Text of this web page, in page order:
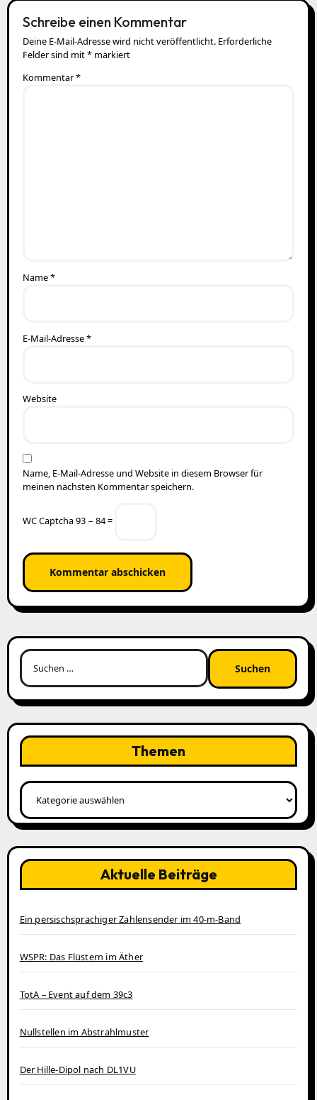
Schreibe einen Kommentar
Deine E-Mail-Adresse wird nicht veröffentlicht. Erforderliche
Felder sind mit*markiert
Kommentar*
Name*
E-Mail-Adresse*
Website
Name, E-Mail-Adresse und Website in diesem Browser für
meinen nächsten Kommentar speichern.
WC Captcha93 − 84 =
Suchen
nach:
Themen
Themen
Aktuelle Beiträge
Ein persischsprachiger Zahlensender im 40‑m‑Band
WSPR: Das Flüstern im Äther
TotA – Event auf dem 39c3
Nullstellen im Abstrahlmuster
Der Hille-Dipol nach DL1VU